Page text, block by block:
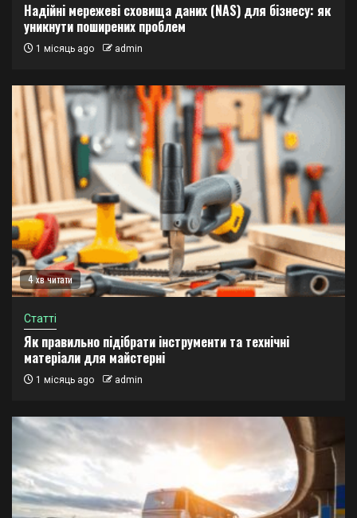
Надійні мережеві сховища даних (NAS) для бізнесу: як
уникнути поширених проблем
1 місяць ago admin
4 хв читати
Статті
Як правильно підібрати інструменти та технічні
матеріали для майстерні
1 місяць ago admin